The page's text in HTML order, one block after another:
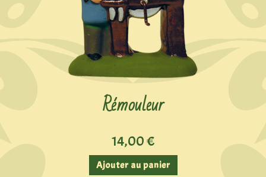
Rémouleur
14,00€
Ajouter au panier